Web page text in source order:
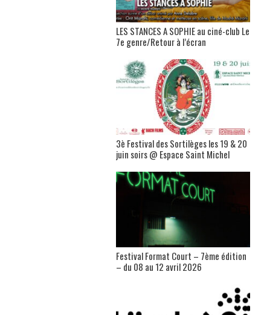
LES STANCES A SOPHIE au ciné-club Le
7e genre/Retour à l’écran
3è Festival des Sortilèges les 19 & 20
juin soirs @ Espace Saint Michel
Festival Format Court – 7ème édition
– du 08 au 12 avril 2026